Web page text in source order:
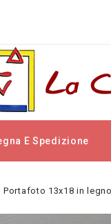
E Spedizione
Portafoto 13x18 in